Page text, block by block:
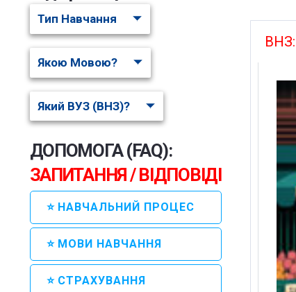
Тип Навчання
Якою Мовою?
Який ВУЗ (ВНЗ)?
ДОПОМОГА (FAQ):
ЗАПИТАННЯ / ВІДПОВІДІ
⭐ НАВЧАЛЬНИЙ ПРОЦЕС
⭐ МОВИ НАВЧАННЯ
⭐ СТРАХУВАННЯ
ВНЗ: